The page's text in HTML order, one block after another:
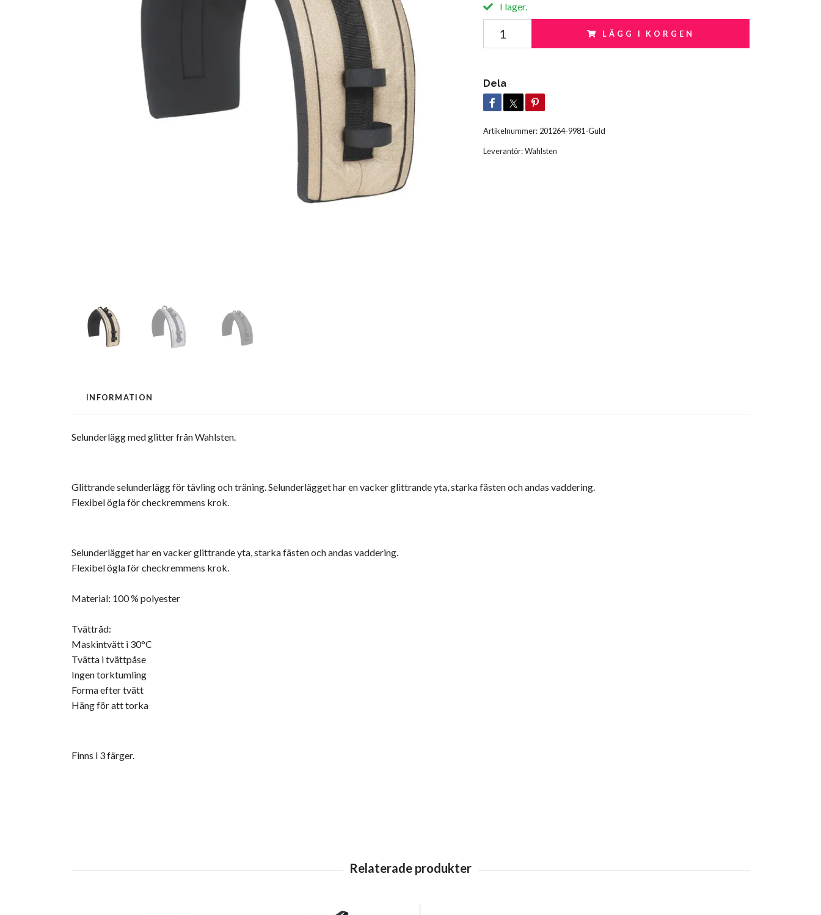
I lager.
LÄGG I KORGEN
Dela
Artikelnummer: 201264-9981-Guld
Leverantör:Wahlsten
INFORMATION
Selunderlägg med glitter från Wahlsten.
Glittrande selunderlägg för tävling och träning. Selunderlägget har en vacker glittrande yta, starka fästen och andas vaddering.
Flexibel ögla för checkremmens krok.
Selunderlägget har en vacker glittrande yta, starka fästen och andas vaddering.
Flexibel ögla för checkremmens krok.
Material: 100 % polyester
Tvättråd:
Maskintvätt i 30°C
Tvätta i tvättpåse
Ingen torktumling
Forma efter tvätt
Häng för att torka
Finns i 3 färger.